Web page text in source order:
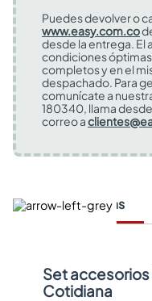
Puedes devolver o
www.easy.com.co
desde la entrega. El
condiciones
completos y en el
despachado. Para
comunícate a
180340, llama
correo a
Características
Set accesorios
Cotidiana